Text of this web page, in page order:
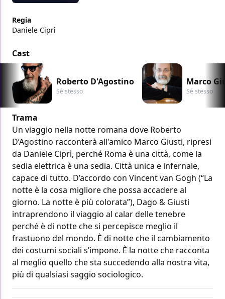
Regia
Daniele Ciprì
Cast
Roberto D'Agostino
Sé stesso
Marco
Sé stesso
Trama
Un viaggio nella notte romana dove Roberto
D’Agostino racconterà all'amico Marco Giusti, ripresi
da Daniele Ciprì, perché Roma è una città, come la
sedia elettrica è una sedia. Città unica e infernale,
capace di tutto. D’accordo con Vincent van Gogh (“La
notte è la cosa migliore che possa accadere al
giorno. La notte è più colorata”), Dago & Giusti
intraprendono il viaggio al calar delle tenebre
perché è di notte che si percepisce meglio il
frastuono del mondo. È di notte che il cambiamento
dei costumi sociali s’impone. È la notte che racconta
al meglio quello che sta succedendo alla nostra vita,
più di qualsiasi saggio sociologico.